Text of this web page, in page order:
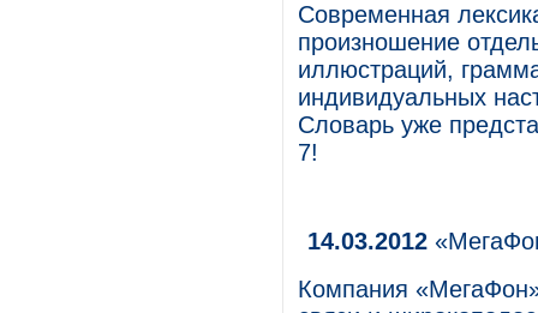
Современная
произношение
иллюстраций,
индивидуальных
Словарь уже
7!
14.03.2012
Компания